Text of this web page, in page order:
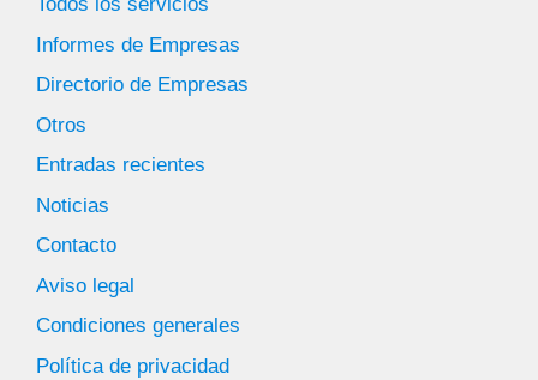
Todos los servicios
Informes de Empresas
Directorio de Empresas
Otros
Entradas recientes
Noticias
Contacto
Aviso legal
Condiciones generales
Política de privacidad